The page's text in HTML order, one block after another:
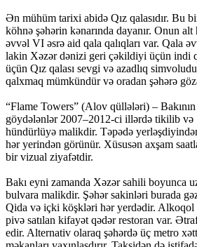
Ən mühüm tarixi abidə Qız qalasıdır. Bu
köhnə şəhərin kənarında dayanır. Onun alt
əvvəl VI əsrə aid qala qalıqları var. Qala
lakin Xəzər dənizi geri çəkildiyi üçün indi
üçün Qız qalası sevgi və azadlıq
qalxmaq mümkündür və oradan şəhərə
“Flame Towers” (Alov qüllələri) –
göydələnlər 2007–2012-ci illərdə tikilib və
hündürlüyə malikdir. Təpədə
hər yerindən görünür. Xüsusən axşam
bir vizual ziyafətdir.
Bakı eyni zamanda Xəzər sahili boyunca
bulvara malikdir. Şəhər sakinləri burada
Qida və içki köşkləri hər yerdədir. Alkoqol
pivə satılan kifayət qədər restoran var.
edir. Alternativ olaraq şəhərdə üç metro